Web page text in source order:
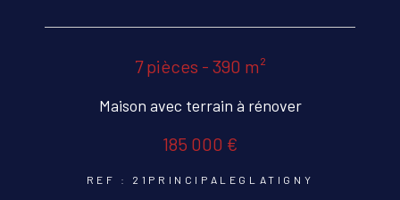
7 pièces - 390 m²
Maison avec terrain à rénover
185 000 €
REF : 21PRINCIPALEGLATIGNY